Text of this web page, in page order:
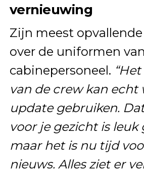
vernieuwing
Zijn meest
over de uniformen
cabinepersoneel.
van de crew kan echt
update gebruiken.
voor je gezicht is leuk
maar het is nu tijd
nieuws. Alles ziet er